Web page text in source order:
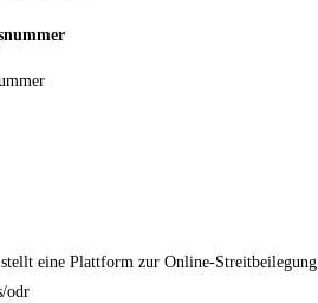
eine Plattform zur Online-
odr